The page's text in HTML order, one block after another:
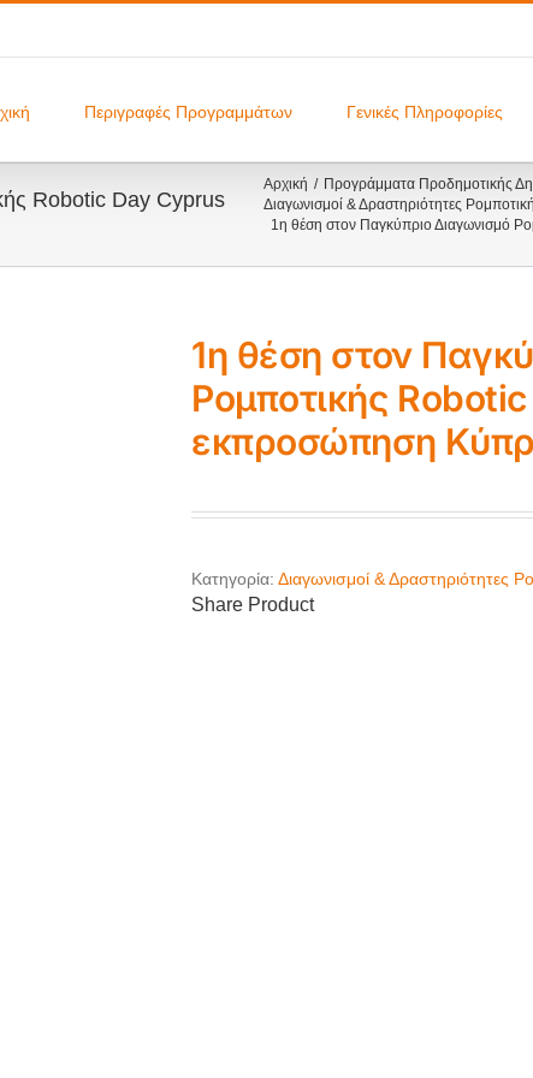
Περιγραφές Προγραμμάτων Γενικές Πληροφορίες
Robotic Day Cyprus
Αρχική
Προγράμματα Προδημοτικής
Διαγωνισμοί & Δραστηριότητες
1η θέση στον Παγκύπριο Διαγωνισμό
1η θέση στον
Ρομποτικής
εκπροσώπηση
Κατηγορία: Διαγωνισμοί & Δραστηριότητες
Share Product